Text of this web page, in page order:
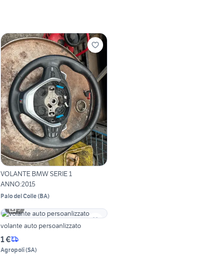
VOLANTE BMW SERIE 1
ANNO:2015
Palo del Colle(BA)
5
volante auto persoanlizzato
1 €
Agropoli(SA)